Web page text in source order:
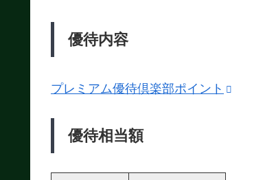
優待内容
プレミアム優待倶楽部ポイント
優待相当額